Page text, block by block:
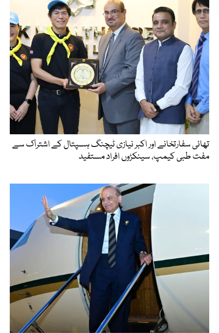
تھائی سفارتخانے اور اکبر نیازی ٹیچنگ ہسپتال کے اشتراک سے
مفت طبی کیمپ، سینکڑوں افراد مستفید